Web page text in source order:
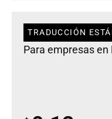
TRADUCCIÓN
Para empresas